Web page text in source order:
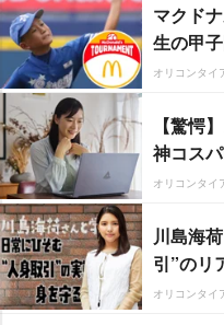
マクド
生の甲子
オリコンタイ
【驚愕
神コス
オリコンタイ
川島海
引”のリ
オリコンタイ